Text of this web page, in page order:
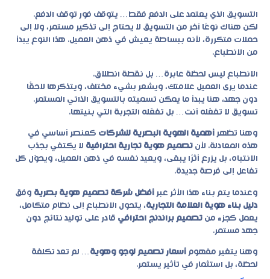
التسويق الذي يعتمد على الدفع فقط… يتوقف فور توقف الدفع.
لكن هناك نوعًا آخر من التسويق لا يحتاج إلى تذكير مستمر، ولا إلى
حملات متكررة، لأنه ببساطة يعيش في ذهن العميل. هذا النوع يبدأ
من الانطباع.
الانطباع ليس لحظة عابرة… بل نقطة انطلاق.
عندما يرى العميل علامتك، ويشعر بشيء مختلف، ويتذكرها لاحقًا
دون جهد، هنا يبدأ ما يمكن تسميته بالتسويق الذاتي المستمر.
تسويق لا تفعّله أنت… بل تفعّله التجربة التي بنيتها.
وهنا تظهر أهمية الهوية البصرية للشركات كعنصر أساسي في
هذه المعادلة. لأن تصميم هوية تجارية احترافية لا يكتفي بجذب
الانتباه، بل يزرع أثرًا يبقى، ويعيد نفسه في ذهن العميل، ويحوّل كل
تفاعل إلى فرصة جديدة.
وعندما يتم بناء هذا الأثر عبر أفضل شركة تصميم هوية بصرية وفق
دليل بناء هوية العلامة التجارية، يتحول الانطباع إلى نظام متكامل،
يعمل كجزء من تصميم براندنج احترافي قادر على توليد نتائج دون
جهد مستمر.
وهنا يتغير مفهوم أسعار تصميم لوجو وهوية … لم تعد تكلفة
لحظة، بل استثمار في تأثير يستمر.